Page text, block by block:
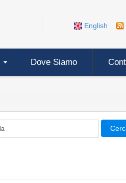
English
Dove Siamo